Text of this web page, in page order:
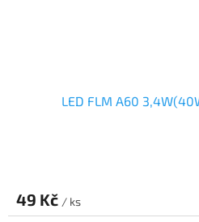
LED FLM A60
49 Kč / ks